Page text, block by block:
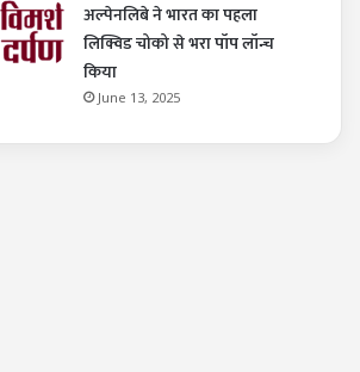
अल्पेनलिबे ने भारत का पहला
लिक्विड चोको से भरा पॉप लॉन्च
किया
June 13, 2025